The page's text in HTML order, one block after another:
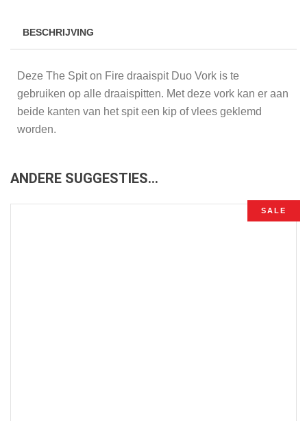
BESCHRIJVING
Deze The Spit on Fire draaispit Duo Vork is te
gebruiken op alle draaispitten. Met deze vork kan er aan
beide kanten van het spit een kip of vlees geklemd
worden.
ANDERE SUGGESTIES…
SALE